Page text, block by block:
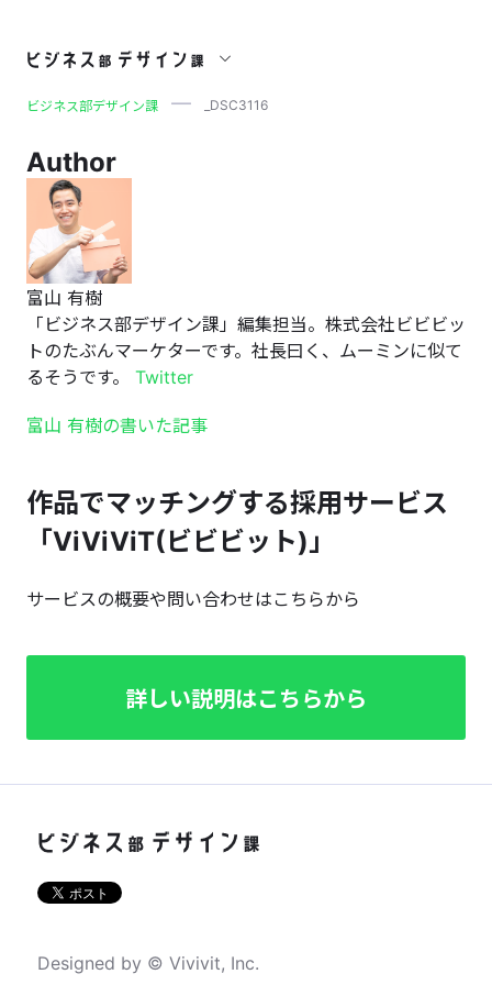
_DSC3116
ビジネス部デザイン課 _DSC3116
Author
富山 有樹
「ビジネス部デザイン課」編集担当。株式会社ビビビッ
トのたぶんマーケターです。社長曰く、ムーミンに似て
るそうです。 Twitter
富山 有樹の書いた記事
作品でマッチングする採用サービス
「ViViViT(ビビビット)」
サービスの概要や問い合わせはこちらから
詳しい説明はこちらから
Designed by © Vivivit, Inc.